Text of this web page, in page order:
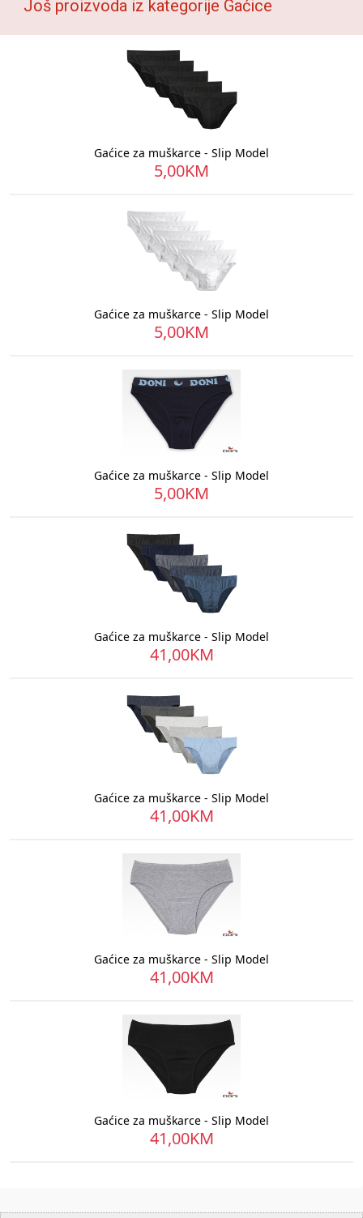
Još proizvoda iz kategorije Gaćice
Gaćice za muškarce - Slip Model
5,00KM
Gaćice za muškarce - Slip Model
5,00KM
Gaćice za muškarce - Slip Model
5,00KM
Gaćice za muškarce - Slip Model
41,00KM
Gaćice za muškarce - Slip Model
41,00KM
Gaćice za muškarce - Slip Model
41,00KM
Gaćice za muškarce - Slip Model
41,00KM